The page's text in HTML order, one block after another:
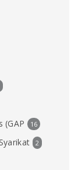
(GAP 16
2